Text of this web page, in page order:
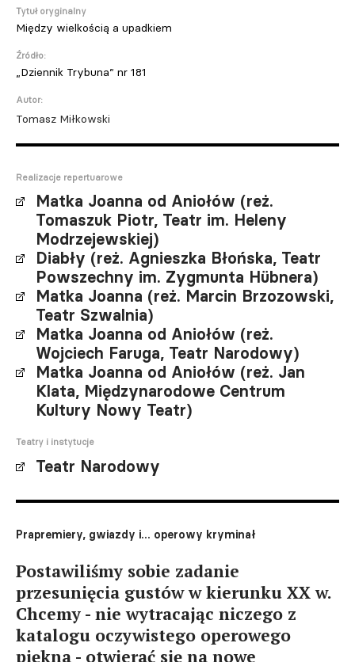
Tytuł oryginalny
Między wielkością a upadkiem
Źródło:
„Dziennik Trybuna” nr 181
Autor:
Tomasz Miłkowski
Realizacje repertuarowe
Matka Joanna od Aniołów (reż.
Tomaszuk Piotr, Teatr im. Heleny
Modrzejewskiej)
Diabły (reż. Agnieszka Błońska, Teatr
Powszechny im. Zygmunta Hübnera)
Matka Joanna (reż. Marcin Brzozowski,
Teatr Szwalnia)
Matka Joanna od Aniołów (reż.
Wojciech Faruga, Teatr Narodowy)
Matka Joanna od Aniołów (reż. Jan
Klata, Międzynarodowe Centrum
Kultury Nowy Teatr)
Teatry i instytucje
Teatr Narodowy
Prapremiery, gwiazdy i... operowy kryminał
Postawiliśmy sobie zadanie
przesunięcia gustów w kierunku XX w.
Chcemy - nie wytracając niczego z
katalogu oczywistego operowego
piękna - otwierać się na nowe